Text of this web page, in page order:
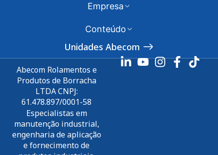
Empresa
Conteúdo
Unidades Abecom
Abecom Rolamentos e
Produtos de Borracha
LTDA CNPJ:
61.478.897/0001-58
Especialistas em
manutenção industrial,
engenharia de aplicação
e fornecimento de